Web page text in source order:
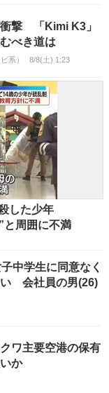
撃 「Kimi K3」
べき道は
系） 8/8(土) 1:23
した少年
と周囲に不満
中学生に同意なく
い 会社員の男(26)
ワ主要空港の保有
か